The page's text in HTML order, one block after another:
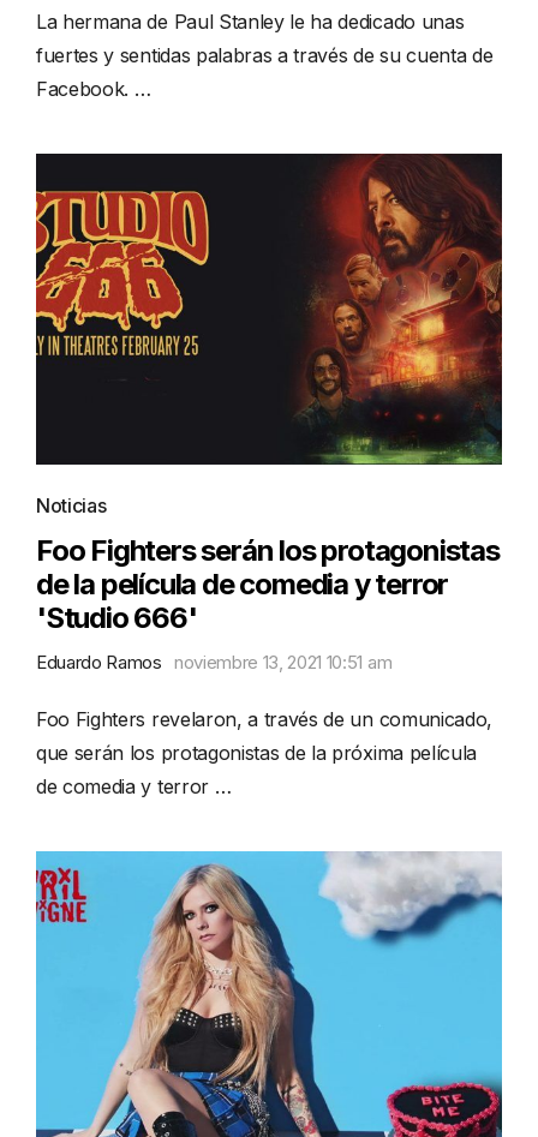
La hermana de Paul Stanley le ha dedicado unas
fuertes y sentidas palabras a través de su cuenta de
Facebook. …
Noticias
Foo Fighters serán los protagonistas
de la película de comedia y terror
'Studio 666'
Eduardo Ramos noviembre 13, 2021 10:51 am
Foo Fighters revelaron, a través de un comunicado,
que serán los protagonistas de la próxima película
de comedia y terror …